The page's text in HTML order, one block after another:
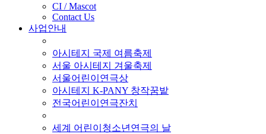
CI / Mascot
Contact Us
사업안내
아시테지 국제 여름축제
서울 아시테지 겨울축제
서울어린이연극상
아시테지 K-PANY 창작꿈밭
전국어린이연극잔치
세계 어린이청소년연극의 날